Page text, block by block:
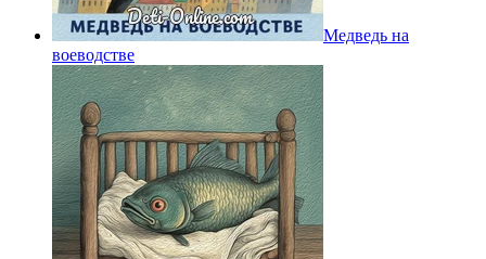
Медведь на
воеводстве